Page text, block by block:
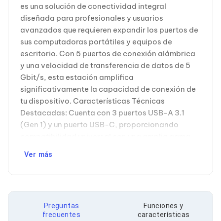
Cableado Estructurado para Servidores
Cables KVM
Fuentes de Poder
Enfriamiento para Servidores
Soportes y Paneles
Sistemas Operativos para Servidores
Servidores
Soportes de Datos
Ultrium
Discos Duros / SSD / NAS
Accesorios para Discos Duros
Gabinetes de Discos Duros
Discos Duros Externos
Discos Duros para NAS
Discos Duros para Servidores
Gabinetes para SSD
Discos Duros Internos para PC
Discos Duros Internos para Laptop
es una solución de conectividad integral
diseñada para profesionales y usuarios
avanzados que requieren expandir los puertos de
sus computadoras portátiles y equipos de
escritorio. Con 5 puertos de conexión alámbrica
y una velocidad de transferencia de datos de 5
Gbit/s, esta estación amplifica
significativamente la capacidad de conexión de
tu dispositivo. Características Técnicas
Destacadas: Cuenta con 3 puertos USB-A 3.1
(Gen 1) y un puerto USB-C, proporcionando
USB-C 3.2 garantiza conexiones rápidas y
adaptadores adicionales. Aplicaciones
Ver más
Preguntas
frecuentes
Funciones y
características